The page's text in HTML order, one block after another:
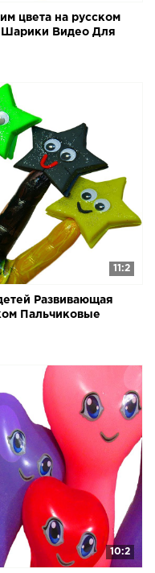
цвета на русском
Шарики Видео Для
11:2
Развивающая
Пальчиковые
10:2